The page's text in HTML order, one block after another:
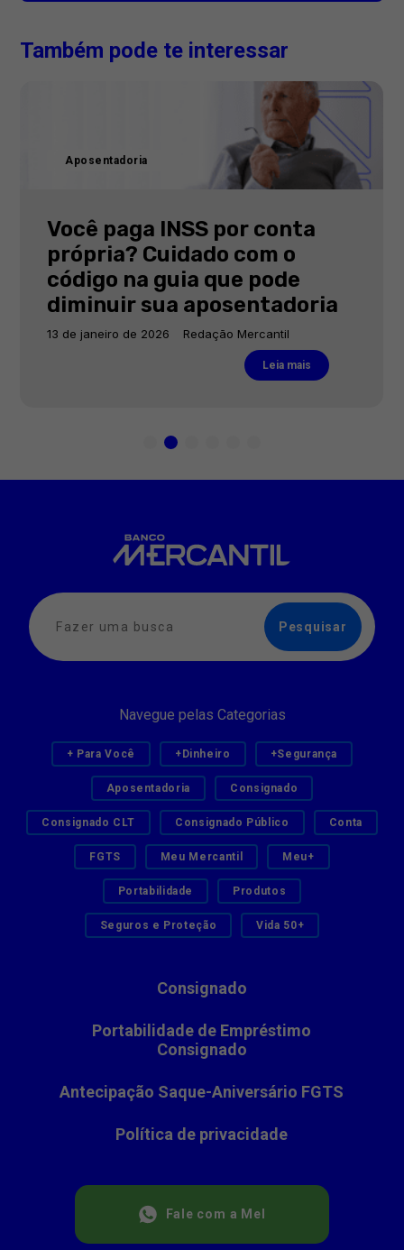
Também pode te interessar
Aposentadoria
Você paga INSS por conta
própria? Cuidado com o
código na guia que pode
diminuir sua aposentadoria
13 de janeiro de 2026 Redação Mercantil
Leia mais
Consignado
Portabilidade de Empréstimo
Consignado
Antecipação Saque-Aniversário FGTS
Política de privacidade
Fale com a Mel
Navegue pelas Categorias
+ Para Você +Dinheiro +Segurança
Aposentadoria Consignado
Consignado CLT Consignado Público Conta
FGTS Meu Mercantil Meu+
Portabilidade Produtos
Seguros e Proteção Vida 50+